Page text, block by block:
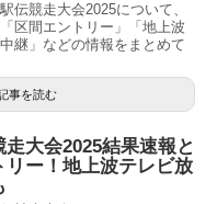
伝競走大会2025について、
区間エントリー」「地上波
継」などの情報をまとめて
事を読む
大会2025結果速報と
リー！地上波テレビ放